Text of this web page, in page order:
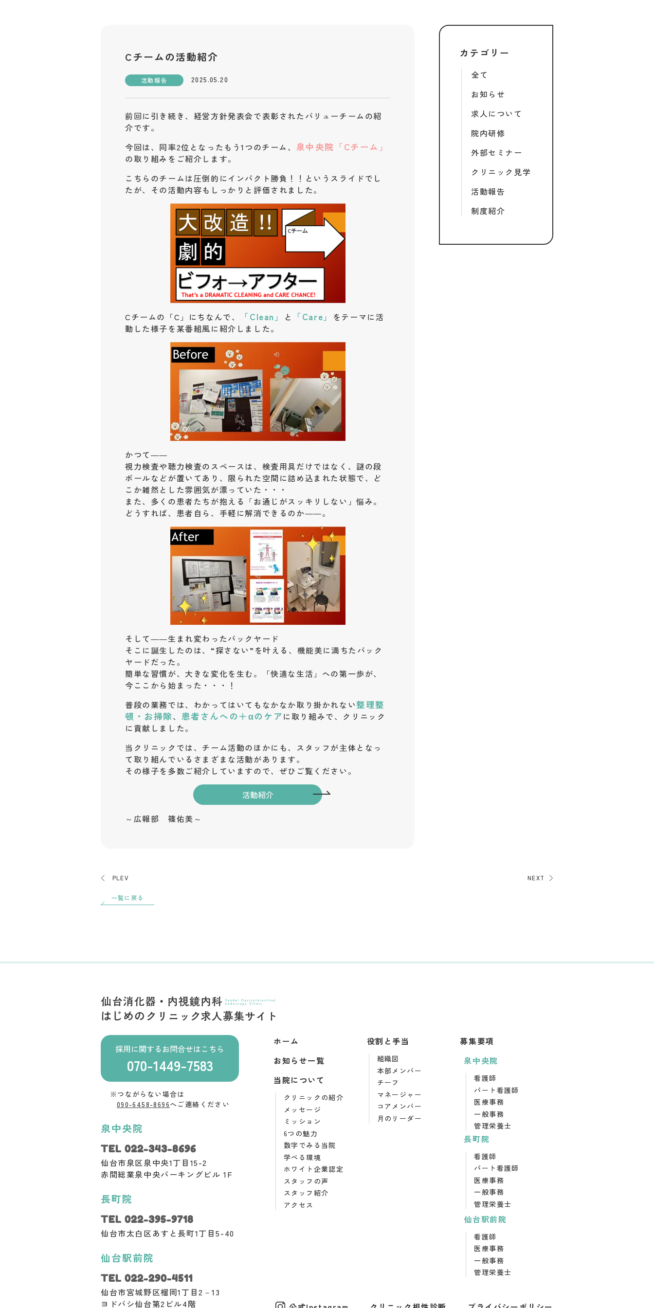
Cチームの活動紹介
活動報告 2025.05.20
前回に引き続き、経営方針発表会で表彰されたバリューチームの紹
介です。
今回は、同率2位となったもう1つのチーム、 泉中央院「Cチーム」
の取り組みをご紹介します。
こちらのチームは圧倒的にインパクト勝負！！というスライドでし
たが、その活動内容もしっかりと評価されました。
Cチームの「C」にちなんで、 「Clean」 と 「Care」
をテーマに活
動した様子を某番組風に紹介しました。
かつて――
視力検査や聴力検査のスペースは、検査用具だけではなく、謎の段
ボールなどが置いてあり、限られた空間に詰め込まれた状態で、ど
こか雑然とした雰囲気が漂っていた・・・
また、多くの患者たちが抱える「お通じがスッキリしない」悩み。
どうすれば、患者自ら、手軽に解消できるのか――。
そして――生まれ変わったバックヤード
そこに誕生したのは、“探さない”を叶える、機能美に満ちたバック
ヤードだった。
簡単な習慣が、大きな変化を生む。「快適な生活」への第一歩が、
今ここから始まった・・・！
普段の業務では、わかってはいてもなかなか取り掛かれない整理整
頓・お掃除、 患者さんへの＋αのケアに取り組みで、クリニック
に貢献しました。
当クリニックでは、チーム活動のほかにも、スタッフが主体となっ
て取り組んでいるさまざまな活動があります。
その様子を多数ご紹介していますので、ぜひご覧ください。
活動紹介
～広報部 篠佑美～
PLEV NEXT
一覧に戻る
カテゴリー
全て
お知らせ
求人について
院内研修
外部セミナー
クリニック見学
活動報告
制度紹介
採用に関するお問合せはこちら
070-1449-7583
※つながらない場合は
090-6458-8696へご連絡ください
泉中央院
TEL 022-343-8696
仙台市泉区泉中央1丁目15-2
赤間総業泉中央パーキングビル 1F
長町院
TEL 022-395-9718
仙台市太白区あすと長町1丁目5-40
仙台駅前院
TEL 022-290-4511
仙台市宮城野区榴岡1丁目2－13
ヨドバシ仙台第2ビル4階
ホーム
お知らせ一覧
当院について
クリニックの紹介
メッセージ
ミッション
6つの魅力
数字でみる当院
学べる環境
ホワイト企業認定
スタッフの声
スタッフ紹介
アクセス
役割と手当
組織図
本部メンバー
チーフ
マネージャー
コアメンバー
月のリーダー
募集要項
泉中央院
看護師
パート看護師
医療事務
一般事務
管理栄養士
長町院
看護師
パート看護師
医療事務
一般事務
管理栄養士
仙台駅前院
看護師
医療事務
一般事務
管理栄養士